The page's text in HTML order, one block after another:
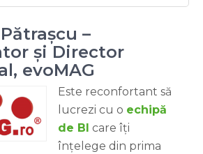
–
și Director
evoMAG
Este reconfortant să
lucrezi cu o echipă
de BI care îți
înțelege din prima